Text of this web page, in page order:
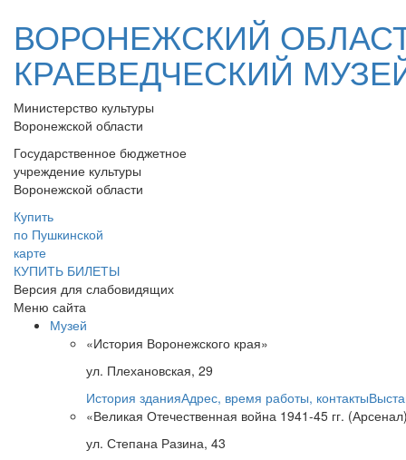
ВОРОНЕЖСКИЙ
КРАЕВЕДЧЕСКИЙ
Министерство культуры
Воронежской области
Государственное бюджетное
учреждение культуры
Воронежской области
Купить
по Пушкинской
карте
КУПИТЬ БИЛЕТЫ
Версия для слабовидящих
Меню сайта
Музей
«История Воронежского края»
ул. Плехановская, 29
История зданияАдрес, время работы, контакты
«Великая Отечественная война 1941-45 гг.
ул. Степана Разина, 43